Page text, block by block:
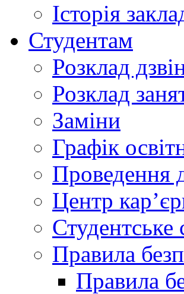
Історія
Студентам
Розклад
Розклад
Заміни
Графік
Проведення
Центр
Студентське
Правила
Правила